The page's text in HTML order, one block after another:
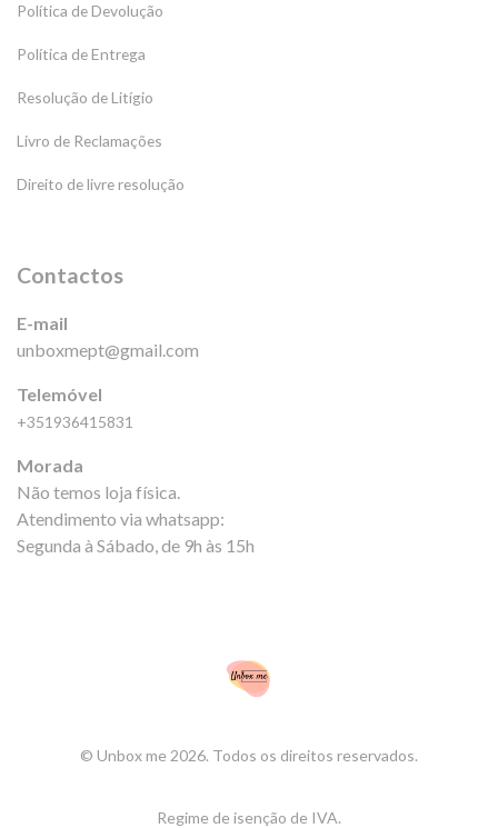
© Unbox me 2026. Todos os direitos reservados.
Regime de isenção de IVA.
Política de Devolução
Política de Entrega
Resolução de Litígio
Livro de Reclamações
Direito de livre resolução
Contactos
E-mail
unboxmept@gmail.com
Telemóvel
+351936415831
Morada
Não temos loja física.
Atendimento via whatsapp:
Segunda à Sábado, de 9h às 15h